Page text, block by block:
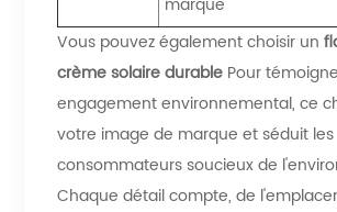
Vous pouvez également choisir un
crème solaire durable Pour
engagement environnemental, ce
votre image de marque et séduit les
consommateurs soucieux de
Chaque détail compte, de